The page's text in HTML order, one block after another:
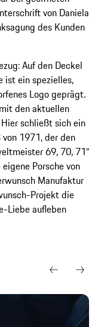
von Daniela
des Kunden
Auf den Deckel
ist ein spezielles,
Logo geprägt.
den aktuellen
schließt sich ein
1971, der den
69, 70, 71“
Porsche von
Manufaktur
Projekt die
Liebe aufleben